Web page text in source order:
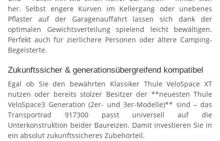
her. Selbst engere Kurven im Kellergang oder unebenes
Pflaster auf der Garagenauffahrt lassen sich dank der
optimalen Gewichtsverteilung spielend leicht bewältigen.
Perfekt auch für zierlichere Personen oder ältere Camping-
Begeisterte.
Zukunftssicher & generationsübergreifend kompatibel
Egal ob Sie den bewährten Klassiker Thule VeloSpace XT
nutzen oder bereits stolzer Besitzer der **neuesten Thule
VeloSpace3 Generation (2er- und 3er-Modelle)** sind – das
Transportrad 917300 passt universell auf die
Unterkonstruktion beider Baureizen. Damit investieren Sie in
ein absolut zukunftssicheres Zubehörteil.